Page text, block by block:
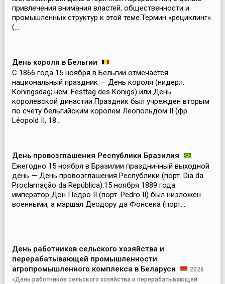
привлечения внимания властей, общественности и
промышленных структур к этой теме.Термин «рециклинг»
(...
День короля в Бельгии
С 1866 года 15 ноября в Бельгии отмечается
национальный праздник — День короля (нидерл.
Koningsdag; нем. Festtag des Königs) или День
королевской династии.Праздник был учрежден вторым
по счету бельгийским королем Леопольдом II (фр.
Léopold II, 18...
День провозглашения Республики Бразилия
Ежегодно 15 ноября в Бразилии праздничный выходной
день — День провозглашения Республики (порт. Dia da
Proclamação da República).15 ноября 1889 года
император Дон Педро II (порт. Pedro II) был низложен
военными, а маршал Деодору да Фонсека (порт....
День работников сельского хозяйства и
перерабатывающей промышленности
агропромышленного комплекса в Беларуси
2026
«День работников сельского хозяйства и перерабатывающей